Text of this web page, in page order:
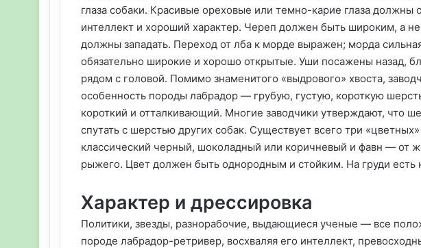
глаза собаки. Красивые ореховые или темно-карие глаза должны
интеллект и хороший характер. Череп должен быть широким, а
должны западать. Переход от лба к морде выражен; морда
обязательно широкие и хорошо открытые. Уши посажены назад,
рядом с головой. Помимо знаменитого «выдрового» хвоста,
особенность породы лабрадор — грубую, густую, короткую
короткий и отталкивающий. Многие заводчики утверждают, что
спутать с шерстью других собак. Существует всего три
классический черный, шоколадный или коричневый и фавн — от
рыжего. Цвет должен быть однородным и стойким. На груди есть
Характер и дрессировка
Политики, звезды, разнорабочие, выдающиеся ученые — все
породе лабрадор-ретривер, восхваляя его интеллект,